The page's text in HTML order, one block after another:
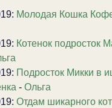
Молодая Кошка
Котенок подросток
Подросток Микки в
- Ольга
Отдам шикарного